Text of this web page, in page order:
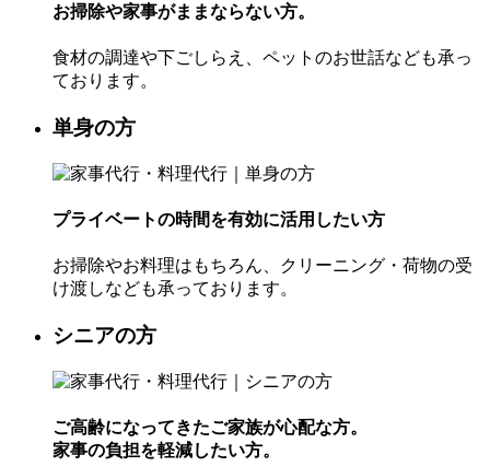
お掃除や家事がままならない方。
食材の調達や下ごしらえ、ペットのお世話なども承っ
ております。
単身の方
プライベートの時間を有効に活用したい方
お掃除やお料理はもちろん、クリーニング・荷物の受
け渡しなども承っております。
シニアの方
ご高齢になってきたご家族が心配な方。
家事の負担を軽減したい方。